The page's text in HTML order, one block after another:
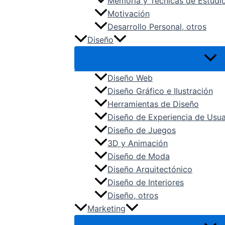
Motivación
Desarrollo Personal, otros
Diseño
Diseño Web
Diseño Gráfico e Ilustración
Herramientas de Diseño
Diseño de Experiencia de
Diseño de Juegos
3D y Animación
Diseño de Moda
Diseño Arquitectónico
Diseño de Interiores
Diseño, otros
Marketing